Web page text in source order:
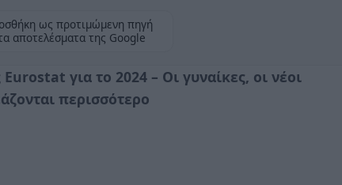
ως προτιμώμενη πηγή
αποτελέσματα της Google
για το 2024 – Οι γυναίκες, οι νέοι
περισσότερο